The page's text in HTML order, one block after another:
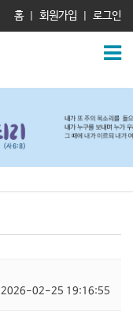
홈 회원가입 로그인
2026-02-25 19:16:55